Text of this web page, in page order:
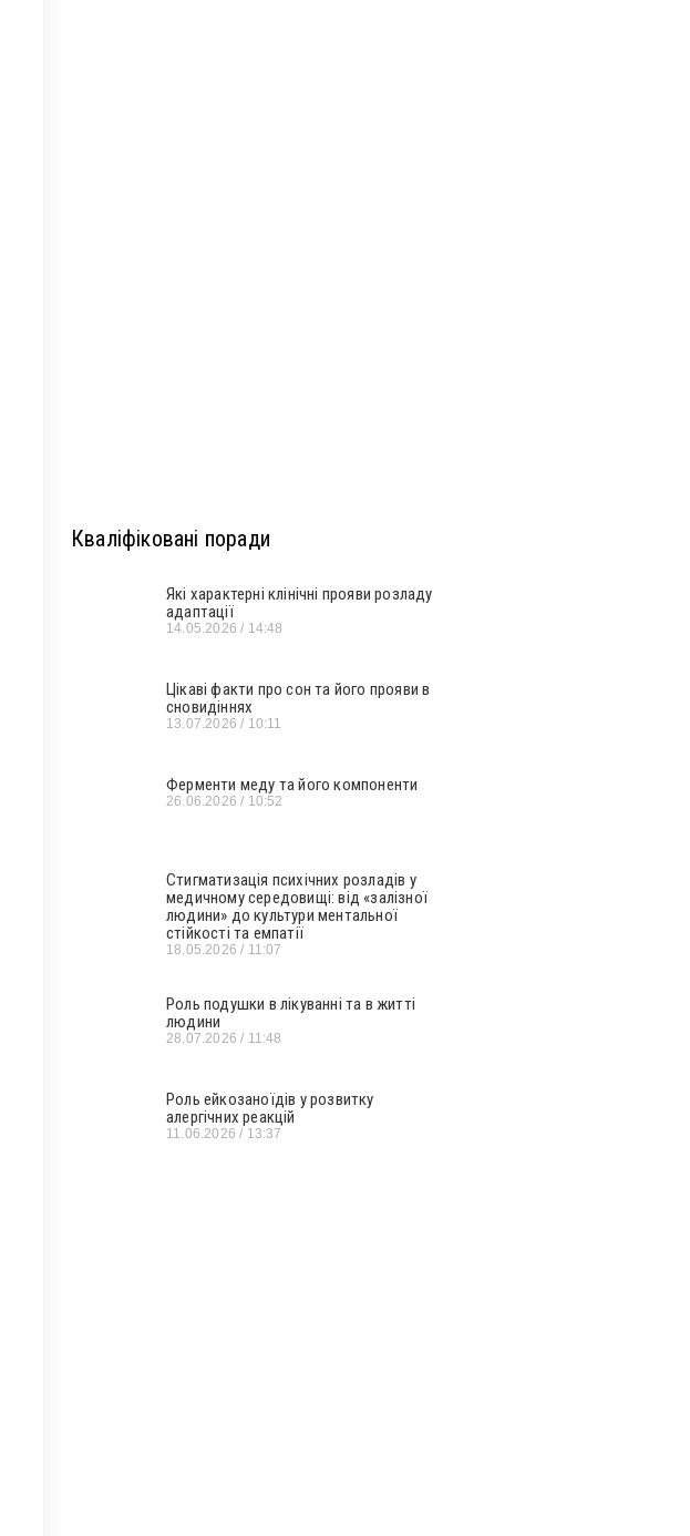
Кваліфіковані поради
Які характерні клінічні прояви розладу
адаптації
14.05.2026 14:48
Цікаві факти про сон та його прояви в
сновидіннях
13.07.2026 10:11
Ферменти меду та його компоненти
26.06.2026 10:52
Стигматизація психічних розладів у
медичному середовищі: від «залізної
людини» до культури ментальної
стійкості та емпатії
18.05.2026 11:07
Роль подушки в лікуванні та в житті
людини
28.07.2026 11:48
Роль ейкозаноїдів у розвитку
алергічних реакцій
11.06.2026 13:37